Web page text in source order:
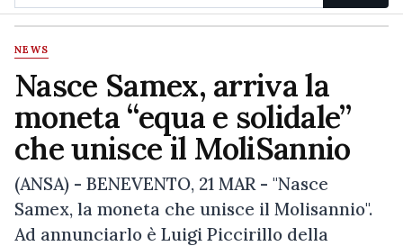
nel
sito
NEWS
Nasce Samex, arriva la
moneta “equa e solidale”
che unisce il MoliSannio
(ANSA) - BENEVENTO, 21 MAR - "Nasce
Samex, la moneta che unisce il Molisannio".
Ad annunciarlo è Luigi Piccirillo della